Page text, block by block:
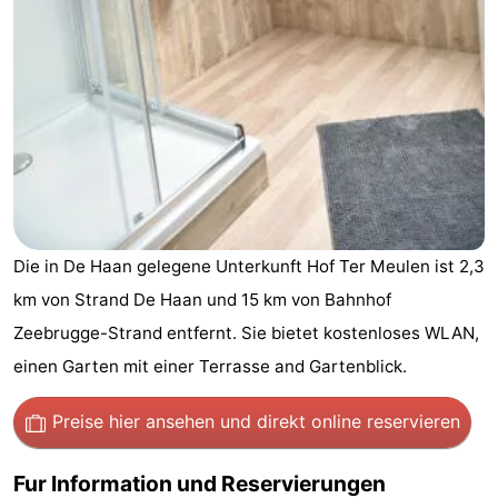
De
(mit
Lastminutes
Sehen
&
tun
-
Museen
-
Denkmäler
-
Aussichtspunkte
Attraktionen
Die in De Haan gelegene Unterkunft Hof Ter Meulen ist 2,3
km von Strand De Haan und 15 km von Bahnhof
Zeebrugge-Strand entfernt. Sie bietet kostenloses WLAN,
einen Garten mit einer Terrasse and Gartenblick.
Preise hier ansehen und direkt online reservieren
Fur Information und Reservierungen